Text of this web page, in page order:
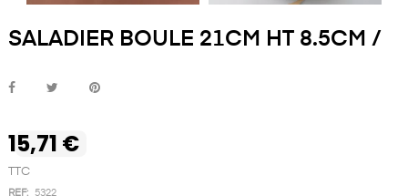
SALADIER BOULE 21CM HT 8.5CM /
15,71 €
TTC
REF: 5322